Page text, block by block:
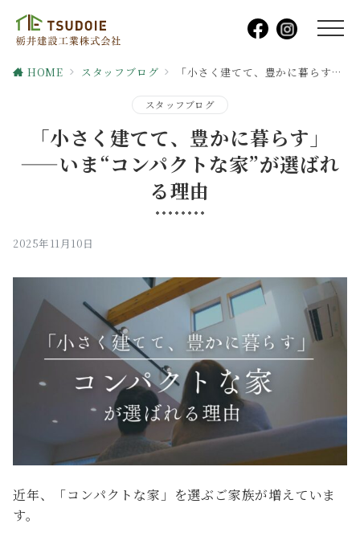
HOME スタッフブログ 「小さく建てて、豊かに暮らす」——いま“コンパクトな家”が選ばれる理由
スタッフブログ
「小さく建てて、豊かに暮らす」
——いま“コンパクトな家”が選ばれ
る理由
2025年11月10日
近年、「コンパクトな家」を選ぶご家族が増えていま
す。